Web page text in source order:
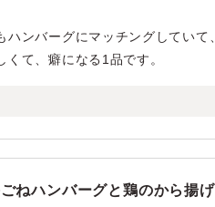
ンバーグにマッチングしてい
て、癖になる1品です。
ねハンバーグと鶏のから揚げ